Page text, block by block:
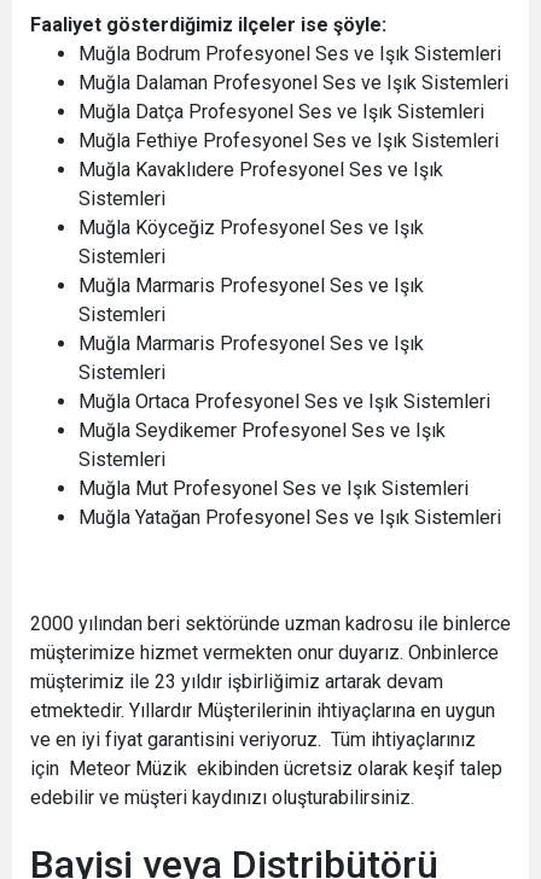
Faaliyet gösterdiğimiz ilçeler ise şöyle:
Muğla Bodrum Profesyonel Ses ve Işık Sistemleri
Muğla Dalaman Profesyonel Ses ve Işık Sistemleri
Muğla Datça Profesyonel Ses ve Işık Sistemleri
Muğla Fethiye Profesyonel Ses ve Işık Sistemleri
Muğla Kavaklıdere Profesyonel Ses ve Işık
Sistemleri
Muğla Köyceğiz Profesyonel Ses ve Işık
Sistemleri
Muğla Marmaris Profesyonel Ses ve Işık
Sistemleri
Muğla Marmaris Profesyonel Ses ve Işık
Sistemleri
Muğla Ortaca Profesyonel Ses ve Işık Sistemleri
Muğla Seydikemer Profesyonel Ses ve Işık
Sistemleri
Muğla Mut Profesyonel Ses ve Işık Sistemleri
Muğla Yatağan Profesyonel Ses ve Işık Sistemleri
2000 yılından beri sektöründe uzman kadrosu ile binlerce
müşterimize hizmet vermekten onur duyarız. Onbinlerce
müşterimiz ile 23 yıldır işbirliğimiz artarak devam
etmektedir. Yıllardır Müşterilerinin ihtiyaçlarına en uygun
ve en iyi fiyat garantisini veriyoruz. Tüm ihtiyaçlarınız
için Meteor Müzik ekibinden ücretsiz olarak keşif talep
edebilir ve müşteri kaydınızı oluşturabilirsiniz.
Bayisi veya Distribütörü